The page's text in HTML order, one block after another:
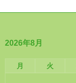
2026年8月
月 火